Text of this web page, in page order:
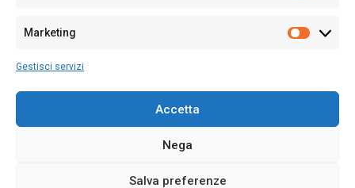
Marketing
Gestisci servizi
Accetta
Nega
Salva preferenze
128/2020 del 10/02/2020
Per la Pubblicità:
Sardegna Ieri-Oggi-Domani- Tutti i diritti sono riservati -